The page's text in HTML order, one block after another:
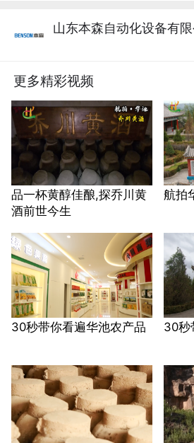
山东本森自动化设备有限
更多精彩视频
品一杯黄醇佳酿,探乔川黄
酒前世今生
航拍
30秒带你看遍华池农产品 30秒